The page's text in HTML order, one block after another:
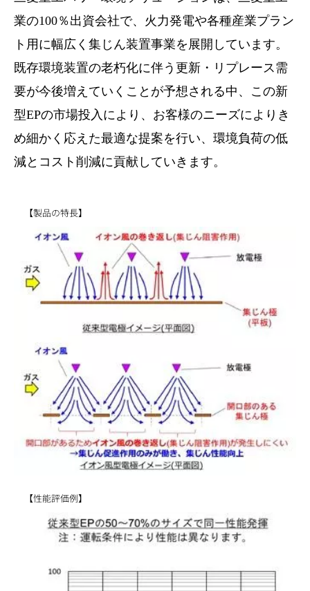
業の100％出資会社で、火力発電や各種産業プラン
ト用に幅広く集じん装置事業を展開しています。
既存環境装置の老朽化に伴う更新・リプレース需
要が今後増えていくことが予想される中、この新
型EPの市場投入により、お客様のニーズによりき
め細かく応えた最適な提案を行い、環境負荷の低
減とコスト削減に貢献していきます。
【製品の特長】
【性能評価例】